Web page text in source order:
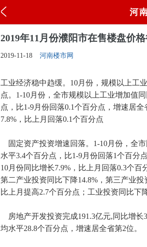
河
2019年11月份濮阳市在售楼盘价
2019-11-18 河南楼市网
工业经济稳中趋缓。10月份，规模以上工
点。1-10月份，全市规模以上工业增加值
点，比1-9月份回落0.1个百分点，增速居
7.8%，比上月回落0.1个百分点
固定资产投资增速回落。1-10月份，全
水平3.4个百分点，比1-9月份回落1个百分
10月份同比增长7.9%，比上月回落0.3个百
第二产业投资同比下降14.8%，第三产业投
比上月提高2.7个百分点；工业投资同比下
房地产开发投资完成191.3亿元,同比增长
均水平28.8个百分点，增速居全省第2位。